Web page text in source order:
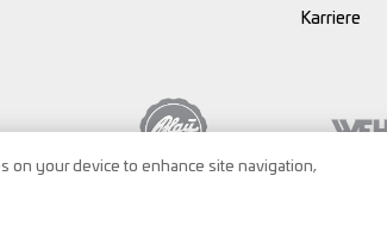
Karriere
on your device to enhance site navigation,